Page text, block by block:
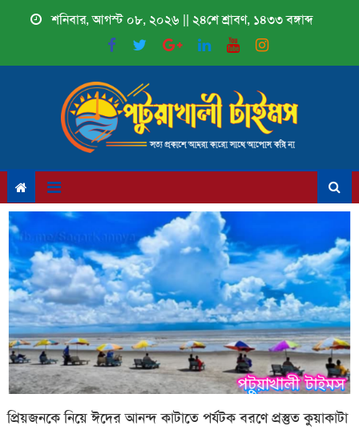
শনিবার, আগস্ট ০৮, ২০২৬ || ২৪শে শ্রাবণ, ১৪৩৩ বঙ্গাব্দ
প্রিয়জনকে নিয়ে ঈদের আনন্দ কাটাতে পর্যটক বরণে প্রস্তুত কুয়াকাটা